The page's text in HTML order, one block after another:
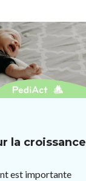
la croissance
est importante